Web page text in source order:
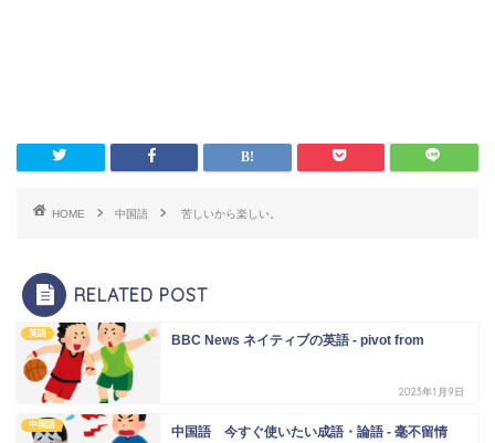
HOME 中国語 苦しいから楽しい。
RELATED POST
英語 BBC News ネイティブの英語 - pivot from
2023年1月9日
中国語 中国語 今すぐ使いたい成語・論語 - 毫不留情